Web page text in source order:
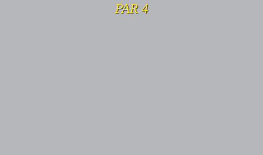
PAR 4